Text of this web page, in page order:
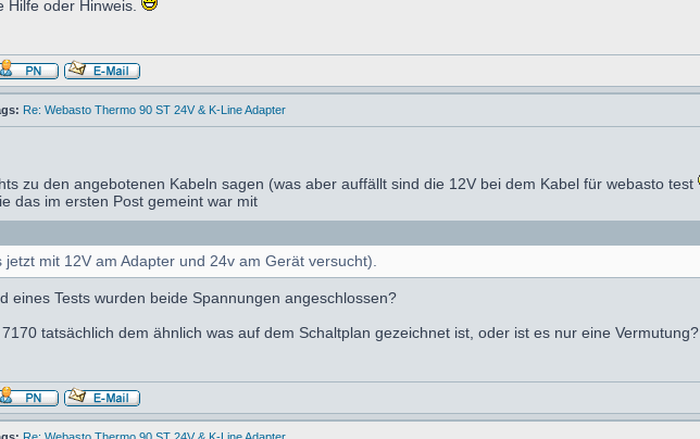
Hilfe oder Hinweis.
Re: Webasto Thermo 90 ST 24V & K-Line Adapter
zu den angebotenen Kabeln sagen (was aber auffällt sind die 12V bei dem Kabel für webasto test
das im ersten Post gemeint war mit
jetzt mit 12V am Adapter und 24v am Gerät versucht).
eines Tests wurden beide Spannungen angeschlossen?
tatsächlich dem ähnlich was auf dem Schaltplan gezeichnet ist, oder ist es nur eine Vermutung?